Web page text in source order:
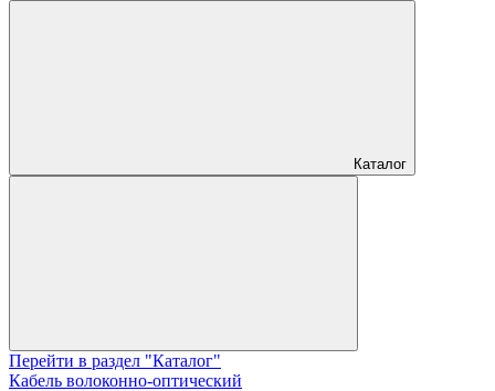
Каталог
Перейти в раздел "Каталог"
Кабель волоконно-оптический